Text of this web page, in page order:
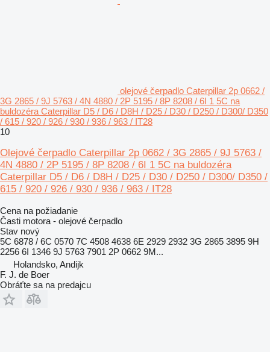
olejové čerpadlo Caterpillar 2p 0662 /
3G 2865 / 9J 5763 / 4N 4880 / 2P 5195 / 8P 8208 / 6I 1 5C na
buldozéra Caterpillar D5 / D6 / D8H / D25 / D30 / D250 / D300/ D350
/ 615 / 920 / 926 / 930 / 936 / 963 / IT28
10
Olejové čerpadlo Caterpillar 2p 0662 / 3G 2865 / 9J 5763 /
4N 4880 / 2P 5195 / 8P 8208 / 6I 1 5C na buldozéra
Caterpillar D5 / D6 / D8H / D25 / D30 / D250 / D300/ D350 /
615 / 920 / 926 / 930 / 936 / 963 / IT28
Cena na požiadanie
Časti motora - olejové čerpadlo
Stav nový
5C 6878 / 6C 0570 7C 4508 4638 6E 2929 2932 3G 2865 3895 9H
2256 6I 1346 9J 5763 7901 2P 0662 9M...
Holandsko, Andijk
F. J. de Boer
Obráťte sa na predajcu